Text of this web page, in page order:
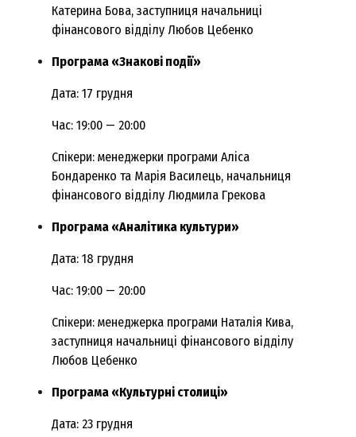
Катерина Бова, заступниця начальниці
фінансового відділу Любов Цебенко
Програма «Знакові події»
Дата: 17 грудня
Час: 19:00 — 20:00
Спікери: менеджерки програми Аліса
Бондаренко та Марія Василець, начальниця
фінансового відділу Людмила Грекова
Програма «Аналітика культури»
Дата: 18 грудня
Час: 19:00 — 20:00
Спікери: менеджерка програми Наталія Кива,
заступниця начальниці фінансового відділу
Любов Цебенко
Програма «Культурні столиці»
Дата: 23 грудня